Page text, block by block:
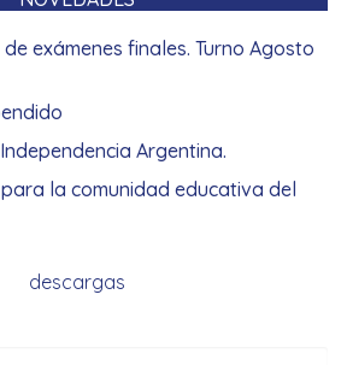
exámenes finales. Turno Agosto
Argentina.
para la comunidad educativa del
descargas